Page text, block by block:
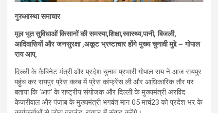
गुरुआस्था समाचार
मूल भूत सुविधाओं किसानों की समस्या,शिक्षा,स्वास्थ्य,पानी, बिजली,
आदिवासियों और जनसुरक्षा ,अकूट भ्रष्टाचार होंगे मुख्य चुनावी मुद्दे – गोपाल
राय आप,
दिल्ली के कैबिनेट मंत्री और प्रदेश चुनाव प्रभारी गोपाल राय ने आज रायपुर
पहुंच कर रायपुर प्रेस क्लब में प्रेस कांफ्रेंस ली और आधिकारिक तौर पर
बताया कि ‘आप’ के राष्ट्रीय संयोजक और दिल्ली के मुख्यमंत्री अरविंद
केजरीवाल और पंजाब के मुख्यमंत्री भगवंत मान 05 मार्च23 को प्रदेश भर के